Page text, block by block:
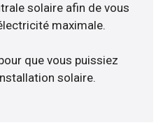
solaire afin de vous
maximale.
que vous puissiez
solaire.